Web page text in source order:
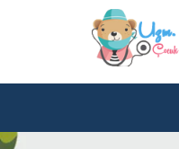
Blog